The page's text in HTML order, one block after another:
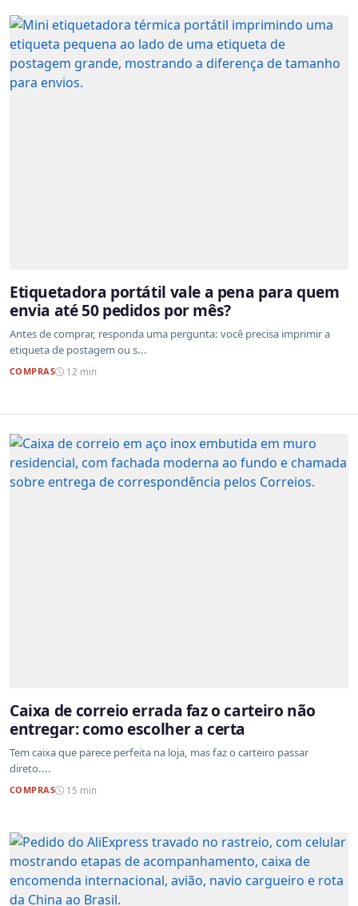
Etiquetadora portátil vale a pena para quem
envia até 50 pedidos por mês?
Antes de comprar, responda uma pergunta: você precisa imprimir a
etiqueta de postagem ou s...
COMPRAS 12 min
Caixa de correio errada faz o carteiro não
entregar: como escolher a certa
Tem caixa que parece perfeita na loja, mas faz o carteiro passar
direto....
COMPRAS 15 min